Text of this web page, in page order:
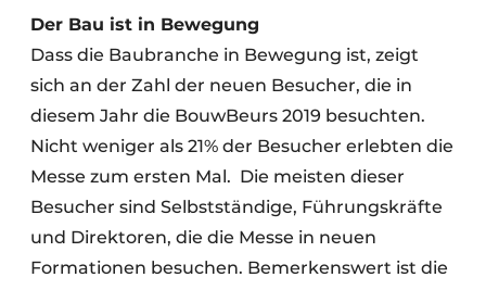
Der Bau ist in Bewegung
Dass die Baubranche in Bewegung ist, zeigt
sich an der Zahl der neuen Besucher, die in
diesem Jahr die BouwBeurs 2019 besuchten.
Nicht weniger als 21% der Besucher erlebten die
Messe zum ersten Mal. Die meisten dieser
Besucher sind Selbstständige, Führungskräfte
und Direktoren, die die Messe in neuen
Formationen besuchen. Bemerkenswert ist die